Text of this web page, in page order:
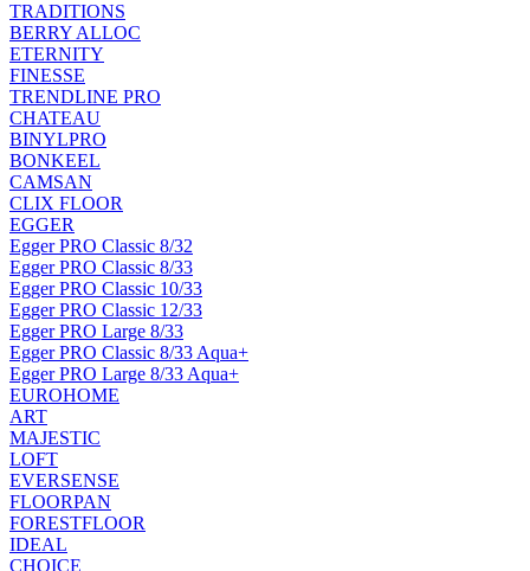
TRADITIONS
BERRY ALLOC
ETERNITY
FINESSE
TRENDLINE PRO
CHATEAU
BINYLPRO
BONKEEL
CAMSAN
CLIX FLOOR
EGGER
Egger PRO Classic 8/32
Egger PRO Classic 8/33
Egger PRO Classic 10/33
Egger PRO Classic 12/33
Egger PRO Large 8/33
Egger PRO Classic 8/33 Aqua+
Egger PRO Large 8/33 Aqua+
EUROHOME
ART
MAJESTIC
LOFT
EVERSENSE
FLOORPAN
FORESTFLOOR
IDEAL
CHOICE